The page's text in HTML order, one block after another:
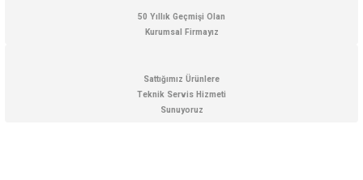
50 Yıllık Geçmişi Olan
Kurumsal Firmayız
Sattığımız Ürünlere
Teknik Servis Hizmeti
Sunuyoruz